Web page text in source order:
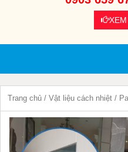
Trang chủ / Vật liệu cách nhiệt /